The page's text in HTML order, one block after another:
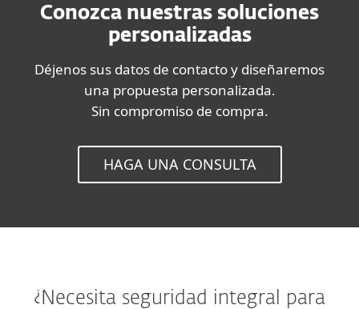
Conozca nuestras soluciones
personalizadas
Déjenos sus datos de contacto y diseñaremos
una propuesta personalizada.
Sin compromiso de compra.
HAGA UNA CONSULTA
¿Necesita seguridad integral para